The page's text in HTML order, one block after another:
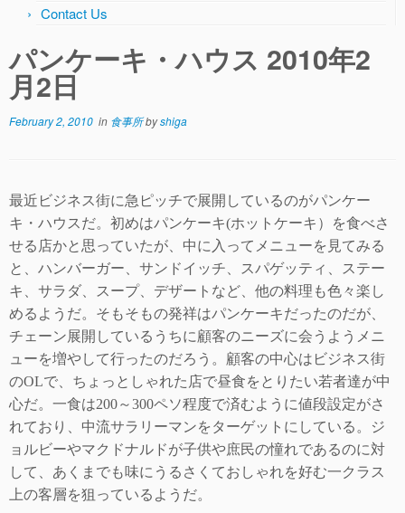
Contact Us
パンケーキ・ハウス 2010年2
月2日
February 2, 2010 in 食事所byshiga
最近ビジネス街に急ピッチで展開しているのがパンケー
キ・ハウスだ。初めはパンケーキ(ホットケーキ）を食べさ
せる店かと思っていたが、中に入ってメ ニューを見てみる
と、ハンバーガー、サンドイッチ、スパゲッティ、ステー
キ、サラダ、スープ、デザートなど、他の料理も色々楽し
めるようだ。そもそもの発祥はパンケーキだったのだが、
チェーン展開しているうちに顧客のニーズに会うようメニ
ューを増やして行ったのだろう。顧客の中心はビジネス街
のOLで、 ちょっとしゃれた店で昼食をとりたい若者達が中
心だ。一食は200～300ペソ程度で済むように値段設定がさ
れており、中流サラリーマンをターゲットにしている。ジ
ョルビーやマクドナルドが子供や庶民の憧れであるのに対
して、あくまでも味にうるさくておしゃれを好む一クラス
上の客層を狙っているようだ。